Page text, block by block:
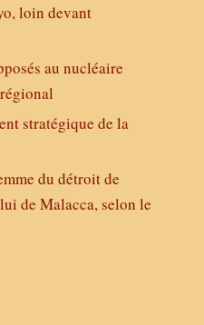
loin devant
au nucléaire
stratégique de la
du détroit de
de Malacca, selon le